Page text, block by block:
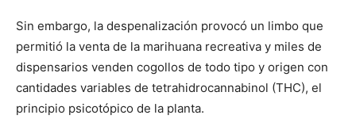
Sin embargo, la despenalización provocó un limbo que
permitió la venta de la marihuana recreativa y miles de
dispensarios venden cogollos de todo tipo y origen con
cantidades variables de tetrahidrocannabinol (THC), el
principio psicotópico de la planta.